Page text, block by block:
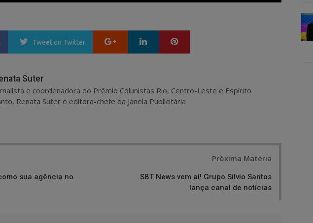
Tweet on Twitter Google+ LinkedIn
Suter
e coordenadora do Prêmio Colunistas Rio, Centro-Leste e Espírito
Renata Suter é editora-chefe da Janela Publicitária
sua agência no
Próxima Matéria
SBT News vem aí! Grupo Silvio Santos
lança canal de notícias